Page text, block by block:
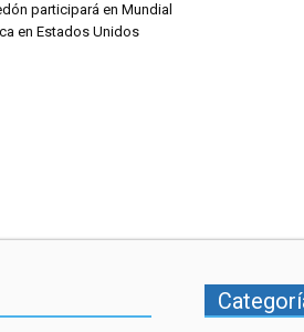
participará en Mundial
en Estados Unidos